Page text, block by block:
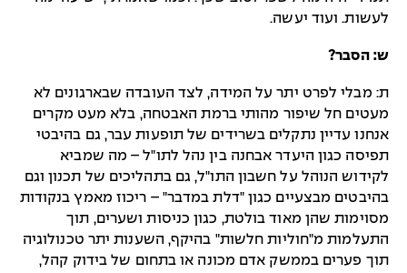
לעשות. ועוד יעשה.
ש: הסבר?
ת: מבלי לפרט יתר על המידה, לצד העובדה שבארגונים לא
מעטים חל שיפור מהותי ברמת האבטחה, בלא מעט מקרים
אנחנו עדיין נתקלים בשרידים של תופעות עבר, גם בהיבטי
תפיסה כגון היעדר אבחנה בין נהל לתו"ל – מה שמביא
לקידוש הנוהל על חשבון התו"ל, גם בתהליכים של תכנון וגם
בהיבטים מבצעיים כגון "דלת במדבר" – ריכוז מאמץ בנקודות
מסוימות שהן מאוד בולטת, כגון כניסות ושערים, תוך
התעלמות מ"חוליות חלשות" בהיקף, השענות יתר טכנולוגיה
תוך פערים בממשק אדם מכונה או בתחום של בידוק קהל,